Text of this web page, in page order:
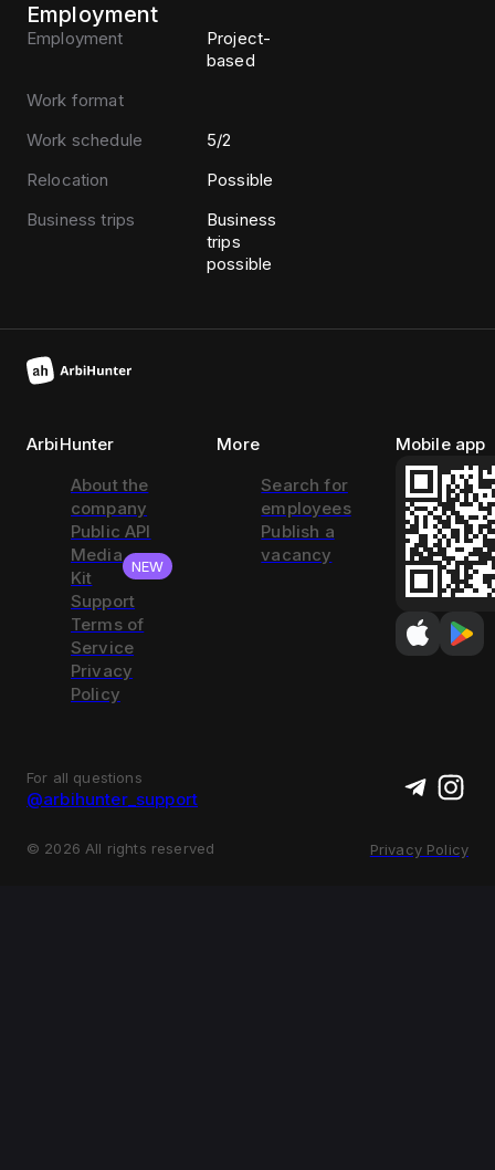
Employment
Employment
Project-
based
Work format
Work schedule
5/2
Relocation
Possible
Business trips
Business
trips
possible
ArbiHunter
About the
company
Public API
Media
Kit
NEW
Support
Terms of
Service
Privacy
Policy
More
Search for
employees
Publish a
vacancy
Mobile app
For all questions
@arbihunter_support
© 2026 All rights reserved Privacy Policy